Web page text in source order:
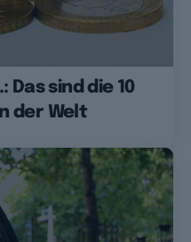
Das sind die 10
der Welt